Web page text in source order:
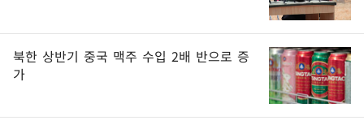
북한 상반기 중국 맥주 수입 2배 반으로 증
가